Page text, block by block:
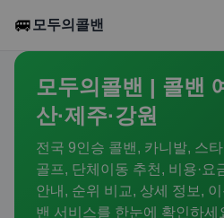
🚐 모두의콜밴
모두의콜밴 | 콜밴
산·제주·강원
전국 9인승 콜밴, 카니발, 스
골프, 단체이동 추천, 비용·요
안내, 순위 비교, 상세 정보,
밴 서비스를 한눈에 확인하세